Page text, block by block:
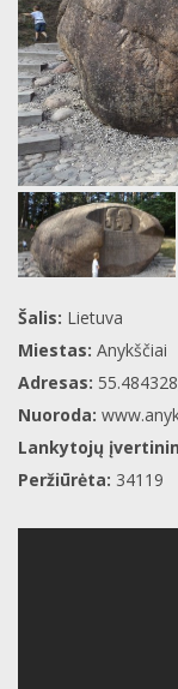
Šalis: Lietuva
Miestas: Anykščiai
Adresas:
Nuoroda:
Lankytojų
Peržiūrėta: 34119